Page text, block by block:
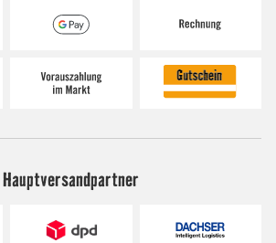
Hauptversandpartner